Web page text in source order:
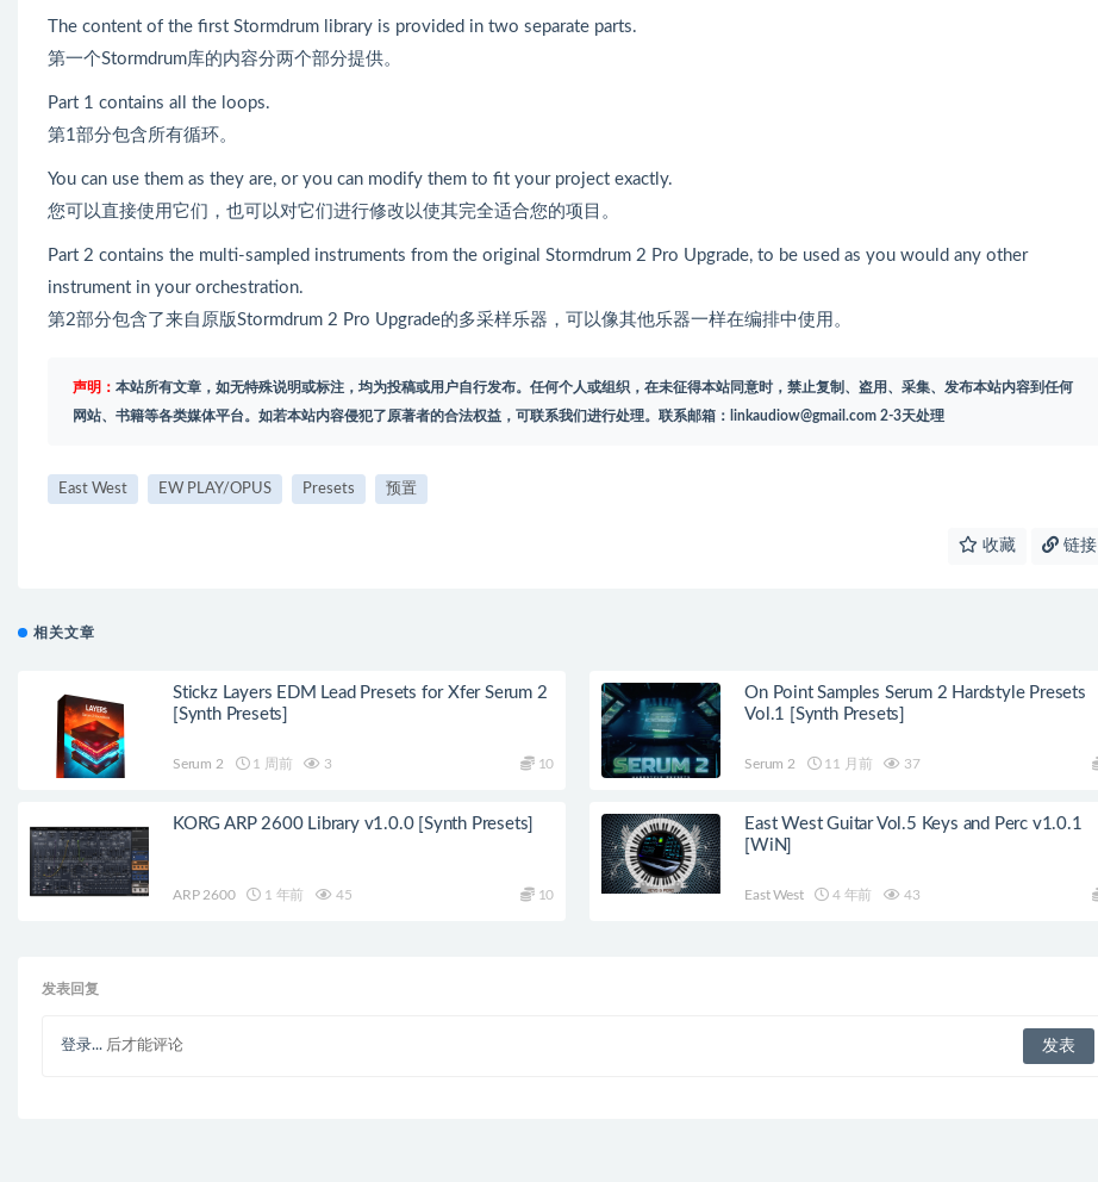
The content of the first Stormdrum library is provided in two separate parts.
第一个Stormdrum库的内容分两个部分提供。
Part 1 contains all the loops.
第1部分包含所有循环。
You can use them as they are, or you can modify them to fit your project exactly.
您可以直接使用它们，也可以对它们进行修改以使其完全适合您的项目。
Part 2 contains the multi-sampled instruments from the original Stormdrum 2 Pro Upgrade, to be used as you would any other
instrument in your orchestration.
第2部分包含了来自原版Stormdrum 2 Pro Upgrade的多采样乐器，可以像其他乐器一样在编排中使用。
声明： 本站所有文章，如无特殊说明或标注，均为投稿或用户自行发布。任何个人或组织，在未征得本站同意时，禁止复制、盗用、采集、发布本站内容到任何
网站、书籍等各类媒体平台。如若本站内容侵犯了原著者的合法权益，可联系我们进行处理。联系邮箱： linkaudiow@gmail.com 2-3天处理
East West EW PLAY/OPUS Presets 预置
收藏 链接
相关文章
Stickz Layers EDM Lead Presets for Xfer Serum 2
[Synth Presets]
Serum 2 1 周前 3 10
On Point Samples Serum 2 Hardstyle Presets
Vol.1 [Synth Presets]
Serum 2 11 月前 37
KORG ARP 2600 Library v1.0.0 [Synth Presets]
ARP 2600 1 年前 45 10
East West Guitar Vol.5 Keys and Perc v1.0.1
[WiN]
East West 4 年前 43
发表回复
登录... 后才能评论